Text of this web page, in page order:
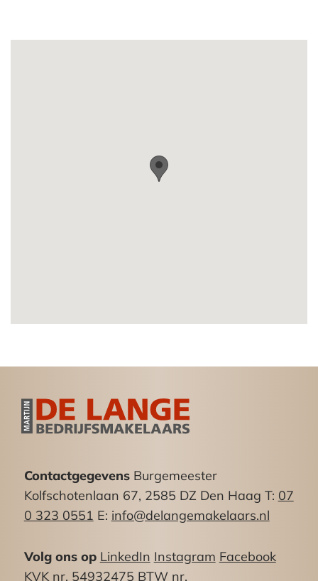
de Laan van Meerdervoort bevinden zich in dit
gedeelte diverse speciaalzaken en
Totaal: ca. 125m²
Bestemming:
Het object is gelegen in het bestemmingsplan
“dh” en “b”.
– Bedrijfsdoeleinden: voor bedrijven in de
categorie 1 en 2 van de Staat van
– Detailhandel uitsluitend op de begane grond.
ContactgegevensBurgemeester
Kolfschotenlaan 67, 2585 DZ Den Haag T: 07
0 323 0551 E: info@delangemakelaars.nl
Volg ons op LinkedIn Instagram Facebook
KVK nr. 54932475 BTW nr.